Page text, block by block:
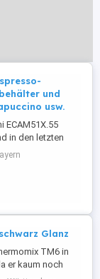
und
usw.
ECAM51X.55
in den letzten
zwei Mal pro
regelmässig
ist voll
auf.
Glanz
TM6 in
er kaum noch